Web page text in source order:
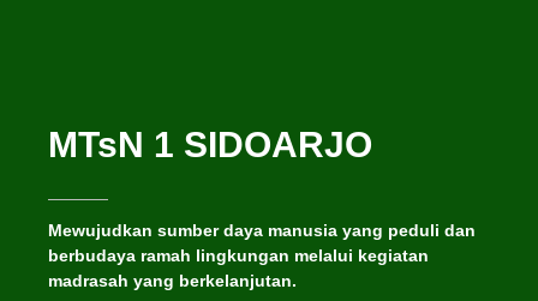
MTsN 1 SIDOARJO
Mewujudkan sumber daya manusia yang peduli dan
berbudaya ramah lingkungan melalui kegiatan
madrasah yang berkelanjutan.